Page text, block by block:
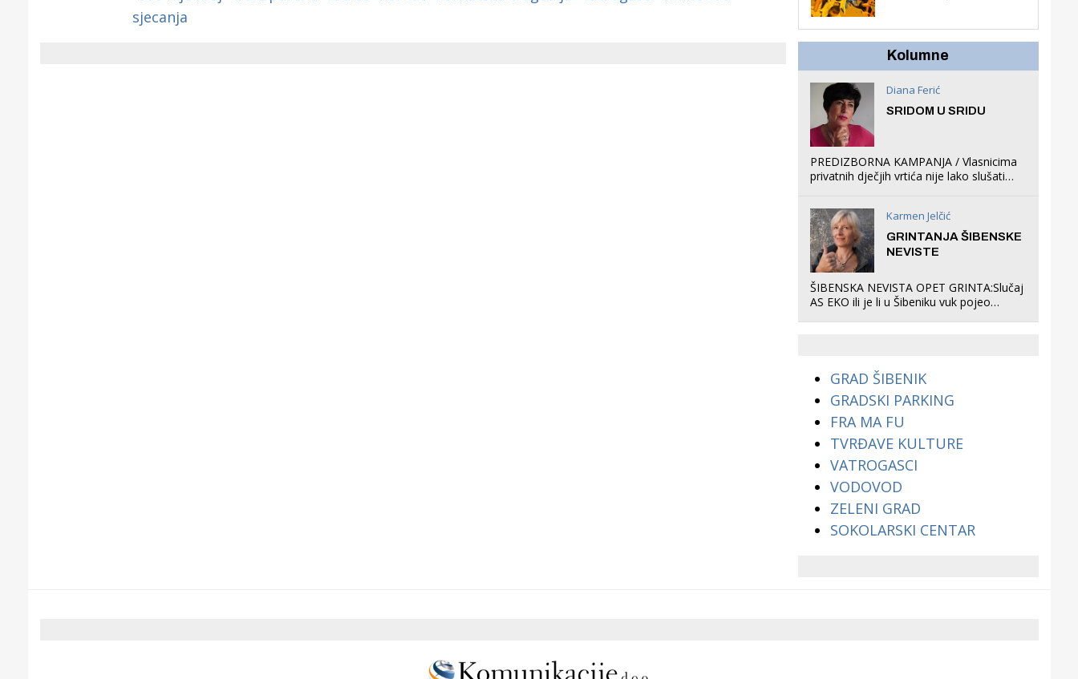
sjecanja
organizirao dječje
Kolumne
Diana Ferić
SRIDOM U SRIDU
PREDIZBORNA KAMPANJA / Vlasnicima
privatnih dječjih vrtića nije lako slušati
što oni rade u Šibeniku ne postoji
Karmen Jelčić
GRINTANJA ŠIBENSKE
NEVISTE
ŠIBENSKA NEVISTA OPET GRINTA:Slučaj
AS EKO ili je li u Šibeniku vuk pojeo
GRAD ŠIBENIK
GRADSKI PARKING
FRA MA FU
TVRĐAVE KULTURE
VATROGASCI
VODOVOD
ZELENI GRAD
SOKOLARSKI CENTAR